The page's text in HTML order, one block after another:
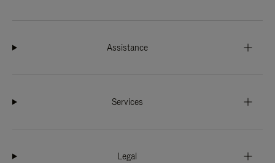
Assistance
Services
Legal